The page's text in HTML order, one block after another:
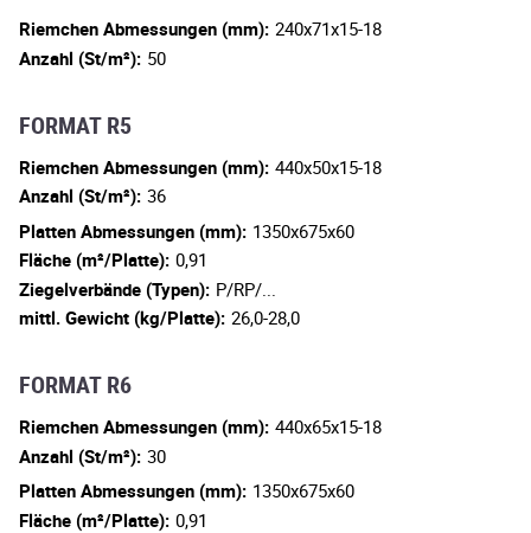
Riemchen Abmessungen (mm): 240x71x15-18
Anzahl (St/m²): 50
FORMAT R5
Riemchen Abmessungen (mm): 440x50x15-18
Anzahl (St/m²): 36
Platten Abmessungen (mm): 1350x675x60
Fläche (m²/Platte): 0,91
Ziegelverbände (Typen): P/RP/...
mittl. Gewicht (kg/Platte): 26,0-28,0
FORMAT R6
Riemchen Abmessungen (mm): 440x65x15-18
Anzahl (St/m²): 30
Platten Abmessungen (mm): 1350x675x60
Fläche (m²/Platte): 0,91